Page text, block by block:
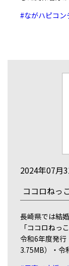
#ながハピコン
2024年07月
ココロねっ
長崎県では結
「ココロねっ
令和6年度発
3.75MB）・